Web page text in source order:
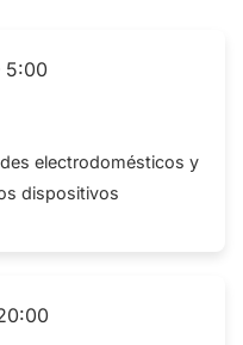
5:00
electrodomésticos y
dispositivos